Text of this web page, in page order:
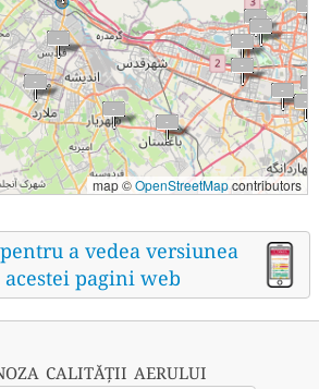
map ©OpenStreetMapcontributors
a vedea versiunea
pagini web
calității aerului